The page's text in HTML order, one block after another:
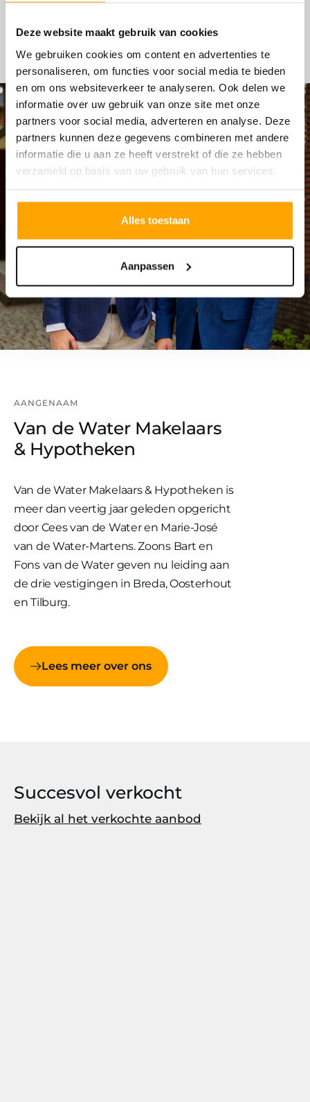
Deze website maakt gebruik van cookies
We gebruiken cookies om content en advertenties te
personaliseren, om functies voor social media te bieden
en om ons websiteverkeer te analyseren. Ook delen we
informatie over uw gebruik van onze site met onze
partners voor social media, adverteren en analyse. Deze
partners kunnen deze gegevens combineren met andere
informatie die u aan ze heeft verstrekt of die ze hebben
verzameld op basis van uw gebruik van hun services.
Alles toestaan
Aanpassen
AANGENAAM
Van de Water Makelaars
& Hypotheken
Van de Water Makelaars & Hypotheken is
meer dan veertig jaar geleden opgericht
door Cees van de Water en Marie-José
van de Water-Martens. Zoons Bart en
Fons van de Water geven nu leiding aan
de drie vestigingen in Breda, Oosterhout
en Tilburg.
Lees meer over ons
Succesvol verkocht
Bekijk al het verkochte aanbod